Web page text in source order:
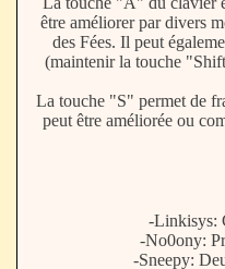
être améliorer par divers
des Fées. Il peut
(maintenir la touche
La touche "S" permet de
peut être améliorée ou
-Linkisys:
-No0ony:
-Sneepy: